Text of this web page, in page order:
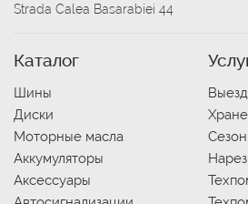
Strada Calea Basarabiei 44
Каталог
Шины
Диски
Моторные масла
Аккумуляторы
Аксессуары